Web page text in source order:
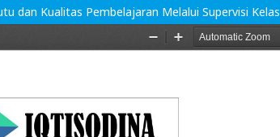
dan Kualitas Pembelajaran Melalui Supervisi Kelas